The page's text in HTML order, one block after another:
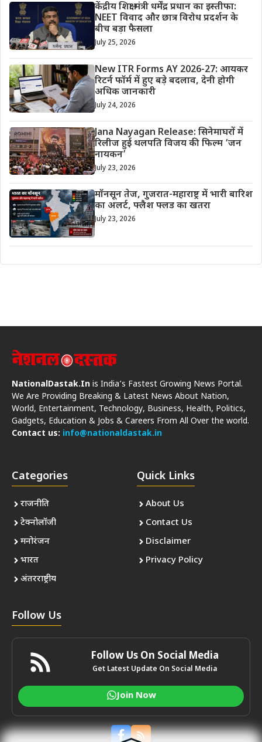
केंद्रीय शिक्षा मंत्री धर्मेंद्र प्रधान का इस्तीफा:
NEET विवाद और छात्र विरोध प्रदर्शन के
बीच बड़ा फैसला
July 25, 2026
New ITR Forms AY 2026-27: आयकर
रिटर्न फॉर्म में हुए बड़े बदलाव, देनी होगी
अधिक जानकारी
July 24, 2026
Jana Nayagan Release: सिनेमाघरों में
रिलीज हुई थलपति विजय की फिल्म ‘जन
नायकन’
July 23, 2026
मॉनसून तेज, गुजरात-महाराष्ट्र में भारी बारिश
का अलर्ट, फ्लैश फ्लड का खतरा
July 23, 2026
NationalDastak.In is India’s Fastest Growing News Portal.
We Are Providing Breaking & Latest News About Nation,
World, Entertainment, Technology, Business, Health, Politics,
Gadgets, Education & Jobs & Careers From All Over the world.
Contact us: info@nationaldastak.in
Categories
राजनीति
टेक्नोलॉजी
मनोरंजन
भारत
अंतरराष्ट्रीय
Quick Links
About Us
Contact Us
Disclaimer
Privacy Policy
Follow Us
Follow Us On Social Media
Get Latest Update On Social Media
Join Now